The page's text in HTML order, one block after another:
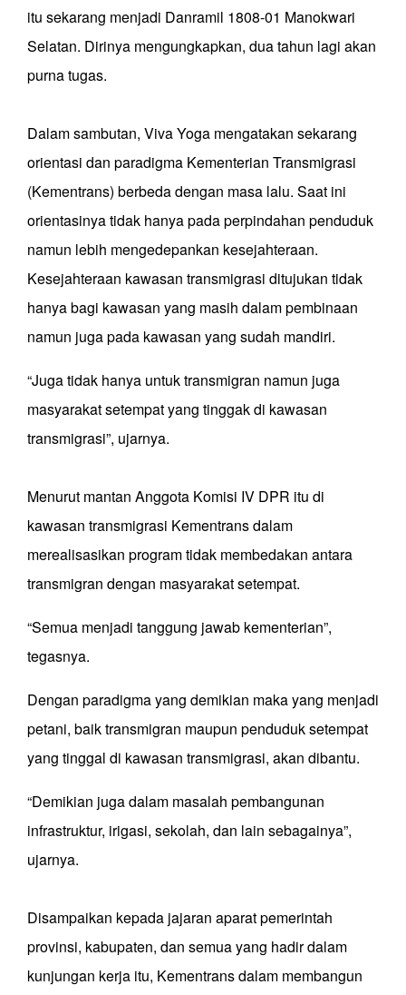
itu sekarang menjadi Danramil 1808-01 Manokwari
Selatan. Dirinya mengungkapkan, dua tahun lagi akan
purna tugas.
Dalam sambutan, Viva Yoga mengatakan sekarang
orientasi dan paradigma Kementerian Transmigrasi
(Kementrans) berbeda dengan masa lalu. Saat ini
orientasinya tidak hanya pada perpindahan penduduk
namun lebih mengedepankan kesejahteraan.
Kesejahteraan kawasan transmigrasi ditujukan tidak
hanya bagi kawasan yang masih dalam pembinaan
namun juga pada kawasan yang sudah mandiri.
“Juga tidak hanya untuk transmigran namun juga
masyarakat setempat yang tinggak di kawasan
transmigrasi”, ujarnya.
Menurut mantan Anggota Komisi IV DPR itu di
kawasan transmigrasi Kementrans dalam
merealisasikan program tidak membedakan antara
transmigran dengan masyarakat setempat.
“Semua menjadi tanggung jawab kementerian”,
tegasnya.
Dengan paradigma yang demikian maka yang menjadi
petani, baik transmigran maupun penduduk setempat
yang tinggal di kawasan transmigrasi, akan dibantu.
“Demikian juga dalam masalah pembangunan
infrastruktur, irigasi, sekolah, dan lain sebagainya”,
ujarnya.
Disampaikan kepada jajaran aparat pemerintah
provinsi, kabupaten, dan semua yang hadir dalam
kunjungan kerja itu, Kementrans dalam membangun